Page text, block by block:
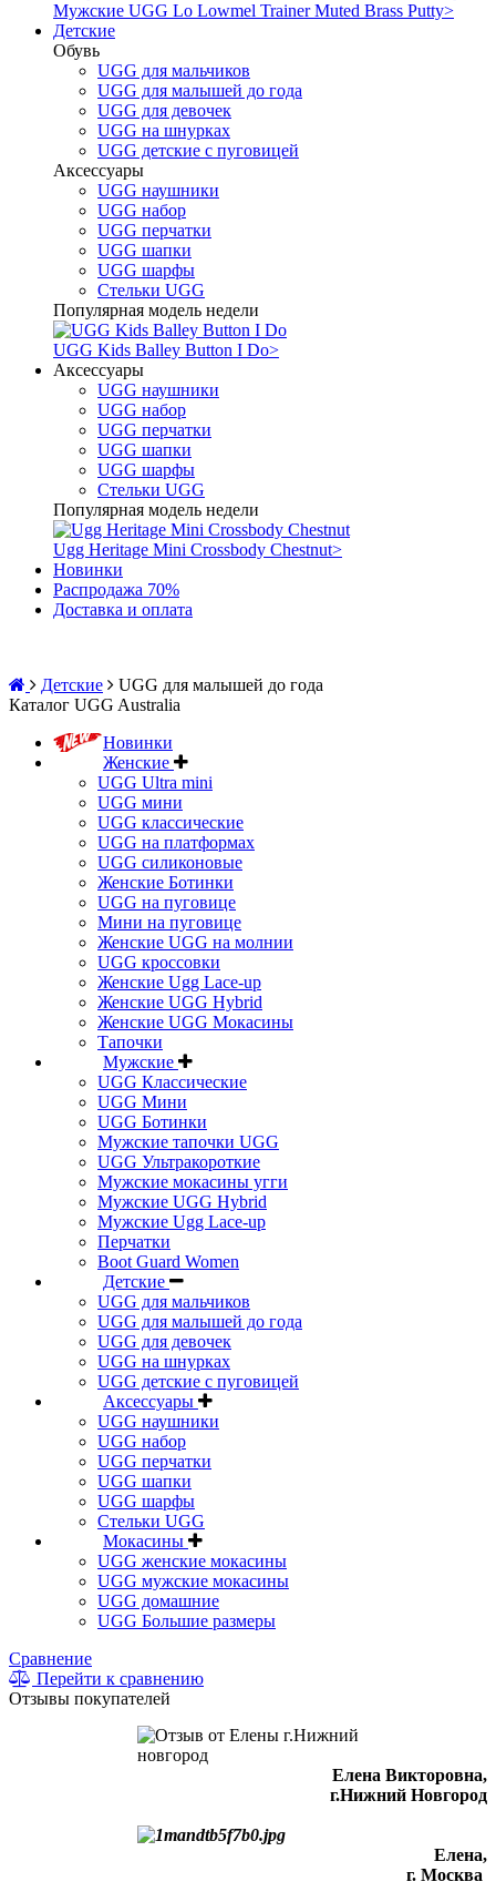
Мужские UGG Lo Lowmel Trainer Muted Brass Putty>
Детские
Обувь
UGG для мальчиков
UGG для малышей до года
UGG для девочек
UGG на шнурках
UGG детские с пуговицей
Аксессуары
UGG наушники
UGG набор
UGG перчатки
UGG шапки
UGG шарфы
Стельки UGG
Популярная модель недели
UGG Kids Balley Button I Do>
Аксессуары
UGG наушники
UGG набор
UGG перчатки
UGG шапки
UGG шарфы
Стельки UGG
Популярная модель недели
Ugg Heritage Mini Crossbody Chestnut>
Новинки
Распродажа 70%
Доставка и оплата
Детские
UGG для малышей до года
Каталог UGG Australia
Новинки
Женские
UGG Ultra mini
UGG мини
UGG классические
UGG на платформах
UGG силиконовые
Женские Ботинки
UGG на пуговице
Мини на пуговице
Женские UGG на молнии
UGG кроссовки
Женские Ugg Lace-up
Женские UGG Hybrid
Женские UGG Мокасины
Тапочки
Мужские
UGG Классические
UGG Мини
UGG Ботинки
Мужские тапочки UGG
UGG Ультракороткие
Мужские мокасины угги
Мужские UGG Hybrid
Мужские Ugg Lace-up
Перчатки
Boot Guard Women
Детские
UGG для мальчиков
UGG для малышей до года
UGG для девочек
UGG на шнурках
UGG детские с пуговицей
Аксессуары
UGG наушники
UGG набор
UGG перчатки
UGG шапки
UGG шарфы
Стельки UGG
Мокасины
UGG женские мокасины
UGG мужские мокасины
UGG домашние
UGG Большие размеры
Сравнение
Перейти к сравнению
Отзывы покупателей
Елена Викторовна,
г.Нижний Новгород
Елена,
г. Москва